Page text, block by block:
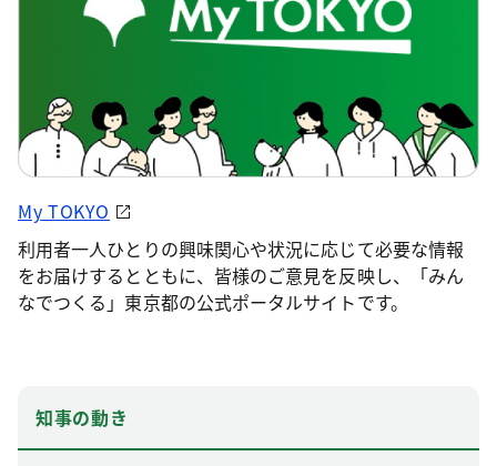
My TOKYO
利用者一人ひとりの興味関心や状況に応じて必要な情報
をお届けするとともに、皆様のご意見を反映し、「みん
なでつくる」東京都の公式ポータルサイトです。
知事の動き